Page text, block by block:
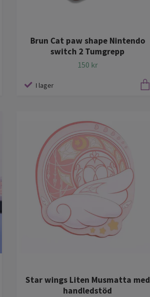
Brun Cat paw shape Nintendo
switch 2 Tumgrepp
150 kr
I lager
Star wings Liten Musmatta med
handledstöd